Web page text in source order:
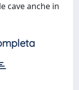
cave anche in